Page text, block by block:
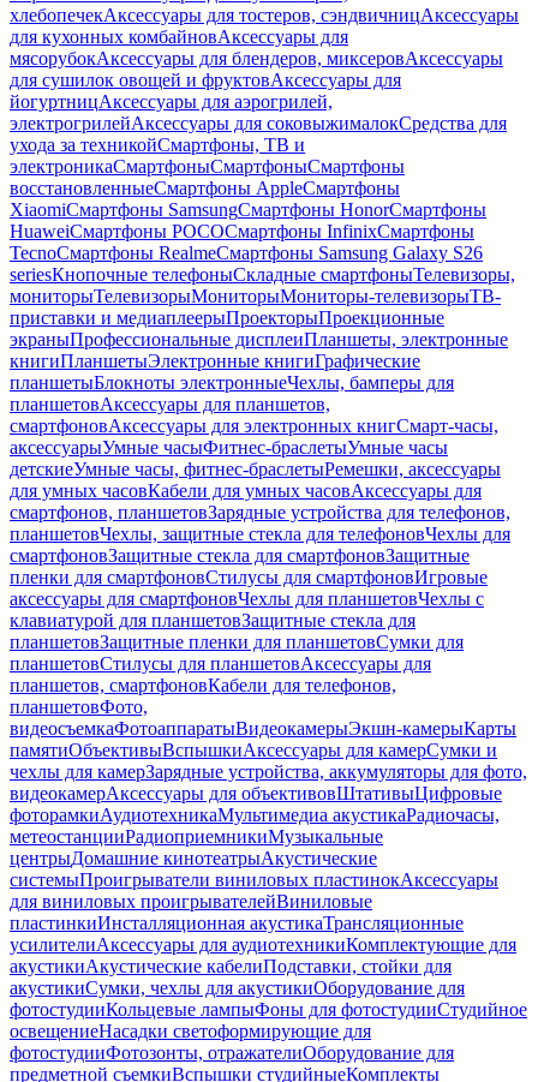
хлебопечекАксессуары для тостеров, сэндвичницАксессуары
для кухонных комбайновАксессуары для
мясорубокАксессуары для блендеров, миксеровАксессуары
для сушилок овощей и фруктовАксессуары для
йогуртницАксессуары для аэрогрилей,
электрогрилейАксессуары для соковыжималокСредства для
ухода за техникойСмартфоны, ТВ и
электроникаСмартфоныСмартфоныСмартфоны
восстановленныеСмартфоны AppleСмартфоны
XiaomiСмартфоны SamsungСмартфоны HonorСмартфоны
HuaweiСмартфоны POCOСмартфоны InfinixСмартфоны
TecnoСмартфоны RealmeСмартфоны Samsung Galaxy S26
seriesКнопочные телефоныСкладные смартфоныТелевизоры,
мониторыТелевизорыМониторыМониторы-телевизорыТВ-
приставки и медиаплеерыПроекторыПроекционные
экраныПрофессиональные дисплеиПланшеты, электронные
книгиПланшетыЭлектронные книгиГрафические
планшетыБлокноты электронныеЧехлы, бамперы для
планшетовАксессуары для планшетов,
смартфоновАксессуары для электронных книгСмарт-часы,
аксессуарыУмные часыФитнес-браслетыУмные часы
детскиеУмные часы, фитнес-браслетыРемешки, аксессуары
для умных часовКабели для умных часовАксессуары для
смартфонов, планшетовЗарядные устройства для телефонов,
планшетовЧехлы, защитные стекла для телефоновЧехлы для
смартфоновЗащитные стекла для смартфоновЗащитные
пленки для смартфоновСтилусы для смартфоновИгровые
аксессуары для смартфоновЧехлы для планшетовЧехлы с
клавиатурой для планшетовЗащитные стекла для
планшетовЗащитные пленки для планшетовСумки для
планшетовСтилусы для планшетовАксессуары для
планшетов, смартфоновКабели для телефонов,
планшетовФото,
видеосъемкаФотоаппаратыВидеокамерыЭкшн-камерыКарты
памятиОбъективыВспышкиАксессуары для камерСумки и
чехлы для камерЗарядные устройства, аккумуляторы для фото,
видеокамерАксессуары для объективовШтативыЦифровые
фоторамкиАудиотехникаМультимедиа акустикаРадиочасы,
метеостанцииРадиоприемникиМузыкальные
центрыДомашние кинотеатрыАкустические
системыПроигрыватели виниловых пластинокАксессуары
для виниловых проигрывателейВиниловые
пластинкиИнсталляционная акустикаТрансляционные
усилителиАксессуары для аудиотехникиКомплектующие для
акустикиАкустические кабелиПодставки, стойки для
акустикиСумки, чехлы для акустикиОборудование для
фотостудииКольцевые лампыФоны для фотостудииСтудийное
освещениеНасадки светоформирующие для
фотостудииФотозонты, отражателиОборудование для
предметной съемкиВспышки студийныеКомплекты